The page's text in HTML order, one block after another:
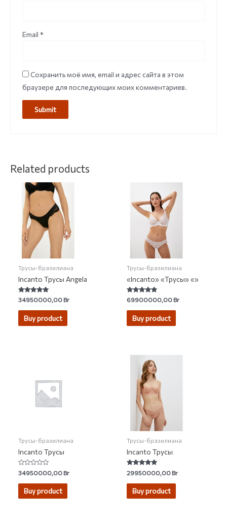
Email *
Сохранить моё имя, email и адрес сайта в этом
браузере для последующих моих комментариев.
Related products
Трусы-бразилиана
Incanto Трусы Angela
Rated
5.00
out of 5
34950000,00Br
Buy product
Трусы-бразилиана
«Incanto» «Трусы» «»
Rated
4.91
out of 5
69900000,00Br
Buy product
Трусы-бразилиана
Incanto Трусы
Rated
0
out
34950000,00Br
Buy product
Трусы-бразилиана
Incanto Трусы
Rated
5.00
out of 5
29950000,00Br
Buy product